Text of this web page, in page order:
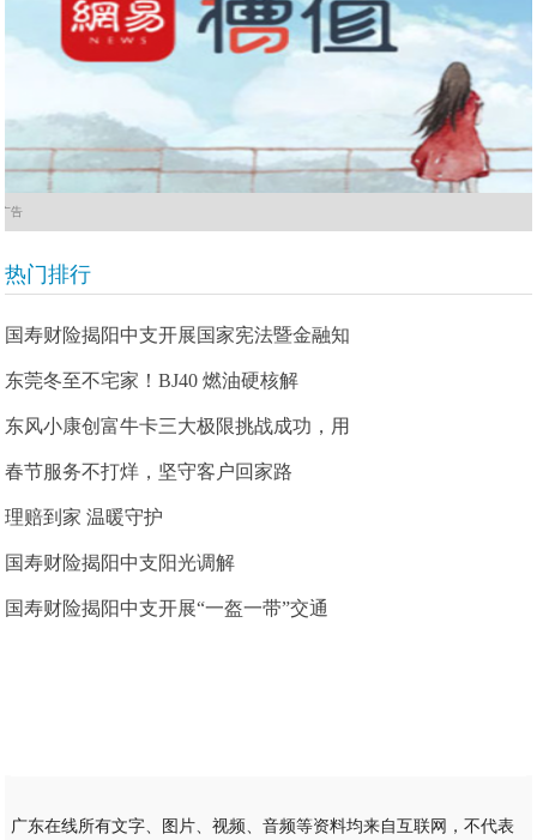
广告
热门排行
国寿财险揭阳中支开展国家宪法暨金融知
东莞冬至不宅家！BJ40 燃油硬核解
东风小康创富牛卡三大极限挑战成功，用
春节服务不打烊，坚守客户回家路
理赔到家 温暖守护
国寿财险揭阳中支阳光调解
国寿财险揭阳中支开展“一盔一带”交通
广东在线所有文字、图片、视频、音频等资料均来自互联网，不代表